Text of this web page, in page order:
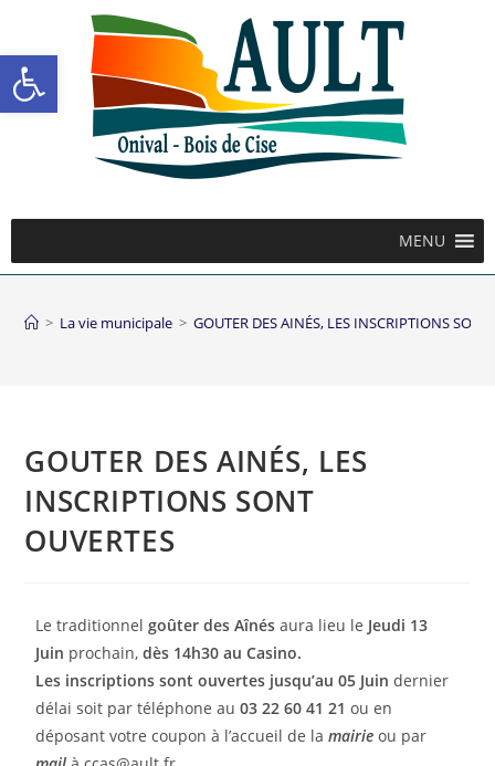
Ouvrir la barre d’outils
MENU
> La vie municipale > GOUTER DES AINÉS, LES INSCRIPTIONS SONT
GOUTER DES AINÉS, LES
INSCRIPTIONS SONT
OUVERTES
Le traditionnelgoûter des Aînés aura lieu le Jeudi 13
Juin prochain,dès 14h30 au Casino.
Les inscriptions sont ouvertes jusqu’au 05 Juin dernier
délai soit par téléphone au03 22 60 41 21 ou en
déposant votre coupon à l’accueil de lamairie ou par